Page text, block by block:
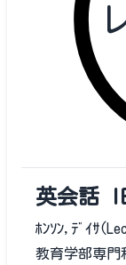
英会話
ﾎﾝｿﾝ,ﾃﾞｲｻ
教育学部専門